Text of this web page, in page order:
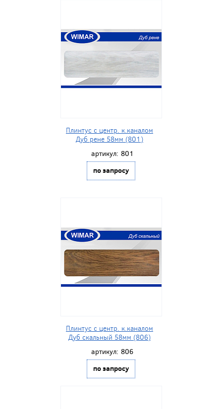
Плинтус с центр. к.каналом
Дуб рене 58мм (801)
артикул: 801
по запросу
Плинтус с центр. к.каналом
Дуб скальный 58мм (806)
артикул: 806
по запросу